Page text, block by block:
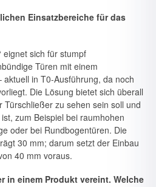
Einsatzbereiche für das
eignet sich für stumpf
Türen mit einem
aktuell in T0-Ausführung, da noch
Die Lösung bietet sich überall
Türschließer zu sehen sein soll und
zum Beispiel bei raumhohen
oder bei Rundbogentüren. Die
30 mm; darum setzt der Einbau
40 mm voraus.
in einem Produkt vereint. Welche